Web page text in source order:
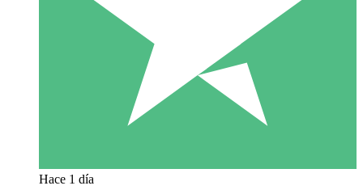
Hace 1 día